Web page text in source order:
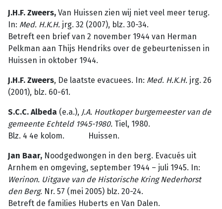
J.H.F. Zweers, Van Huissen zien wij niet veel meer terug.
In: Med. H.K.H. jrg. 32 (2007), blz. 30-34.
Betreft een brief van 2 november 1944 van Herman
Pelkman aan Thijs Hendriks over de gebeurtenissen in
Huissen in oktober 1944.
J.H.F. Zweers, De laatste evacuees. In: Med. H.K.H. jrg. 26
(2001), blz. 60-61.
S.C.C. Albeda (e.a.), J.A. Houtkoper burgemeester van de
gemeente Echteld 1945-1980. Tiel, 1980.
Blz. 4 4e kolom. Huissen.
Jan Baar, Noodgedwongen in den berg. Evacués uit
Arnhem en omgeving, september 1944 – juli 1945. In:
Werinon. Uitgave van de Historische Kring Nederhorst
den Berg. Nr. 57 (mei 2005) blz. 20-24.
Betreft de families Huberts en Van Dalen.